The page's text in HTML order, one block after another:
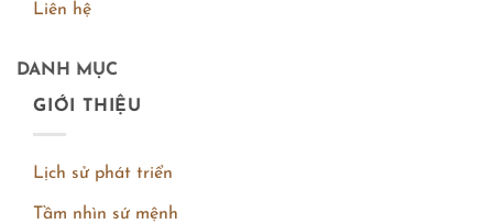
Liên hệ
DANH MỤC
GIỚI THIỆU
Lịch sử phát triển
Tầm nhìn sứ mệnh